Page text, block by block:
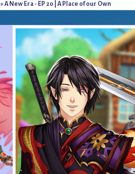
» A New Era - EP 20 | A Place of our Own